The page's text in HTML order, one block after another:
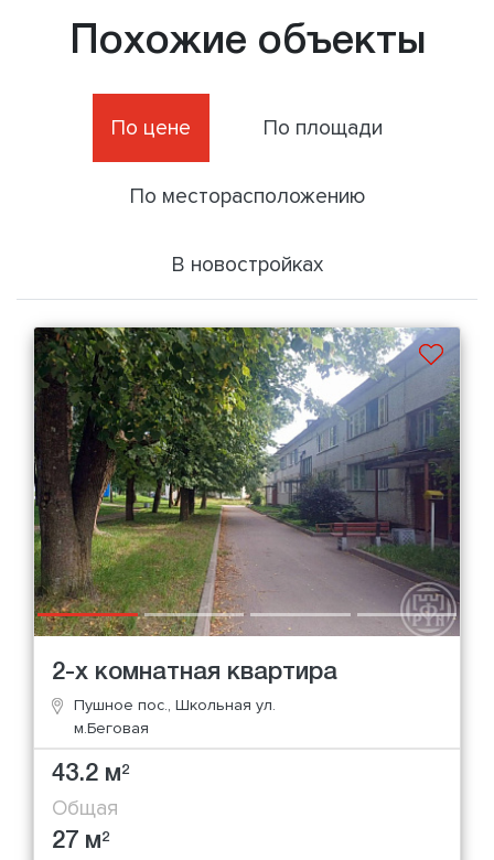
Похожие объекты
По цене По площади
По месторасположению
В новостройках
2-х комнатная квартира
Пушное пос., Школьная ул.
м.Беговая
43.2 м2
Общая
27 м2